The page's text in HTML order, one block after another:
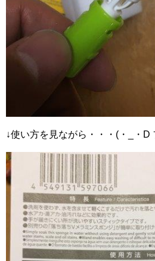
↓使い方を見ながら・・・(・_・D